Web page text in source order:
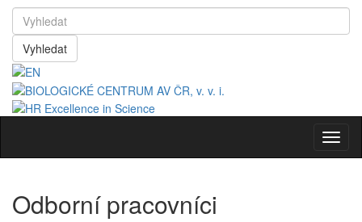
Vyhledat
Odborní pracovníci